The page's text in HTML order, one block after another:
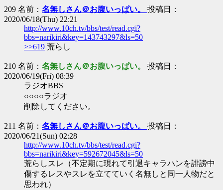
209 名前： 名無しさん＠お腹いっぱい。 投稿日：
2020/06/18(Thu) 22:21
http://www.10ch.tv/bbs/test/read.cgi?
bbs=narikiri&key=143743297&ls=50
>>619 荒らし
210 名前： 名無しさん＠お腹いっぱい。 投稿日：
2020/06/19(Fri) 08:39
ラジオBBS
○○○○ラジオ
削除してください。
211 名前： 名無しさん＠お腹いっぱい。 投稿日：
2020/06/21(Sun) 02:28
http://www.10ch.tv/bbs/test/read.cgi?
bbs=narikiri&key=592672045&ls=50
荒らしスレ（不定期に現れて引退キャラハンを誹謗中
傷するレスやスレを立てていく名無しと同一人物だと
思われ）